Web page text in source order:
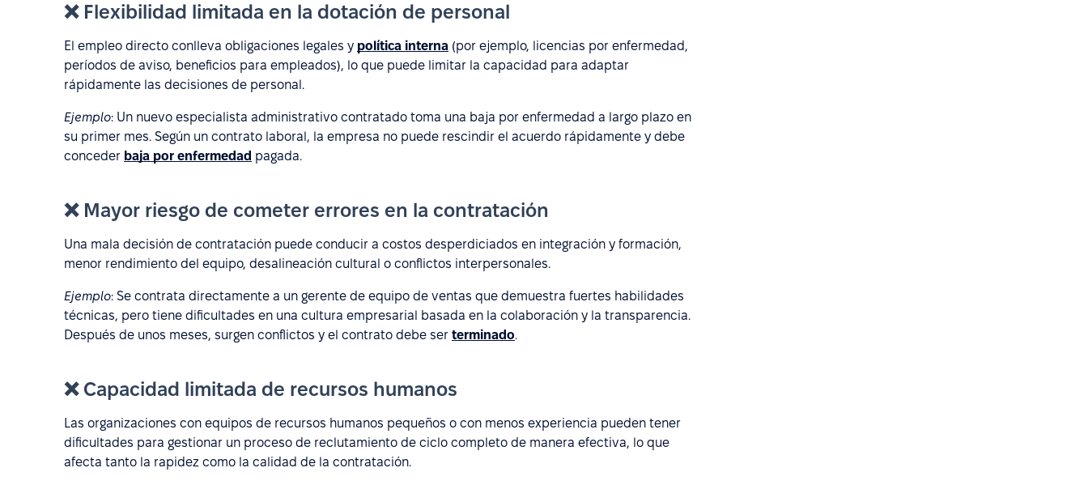
❌ Flexibilidad limitada en la dotación de personal
El empleo directo conlleva obligaciones legales y política interna (por ejemplo, licencias por enfermedad,
períodos de aviso, beneficios para empleados), lo que puede limitar la capacidad para adaptar
rápidamente las decisiones de personal.
Ejemplo: Un nuevo especialista administrativo contratado toma una baja por enfermedad a largo plazo en
su primer mes. Según un contrato laboral, la empresa no puede rescindir el acuerdo rápidamente y debe
conceder baja por enfermedad pagada.
❌ Mayor riesgo de cometer errores en la contratación
Una mala decisión de contratación puede conducir a costos desperdiciados en integración y formación,
menor rendimiento del equipo, desalineación cultural o conflictos interpersonales.
Ejemplo: Se contrata directamente a un gerente de equipo de ventas que demuestra fuertes habilidades
técnicas, pero tiene dificultades en una cultura empresarial basada en la colaboración y la transparencia.
Después de unos meses, surgen conflictos y el contrato debe ser terminado.
❌ Capacidad limitada de recursos humanos
Las organizaciones con equipos de recursos humanos pequeños o con menos experiencia pueden tener
dificultades para gestionar un proceso de reclutamiento de ciclo completo de manera efectiva, lo que
afecta tanto la rapidez como la calidad de la contratación.